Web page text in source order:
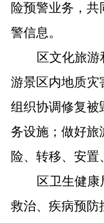
险预警业务，
警信息。
区文化旅
游景区内地质灾
组织协调修复被
务设施；做好旅
险、转移、安置
区卫生健
救治、疾病预防